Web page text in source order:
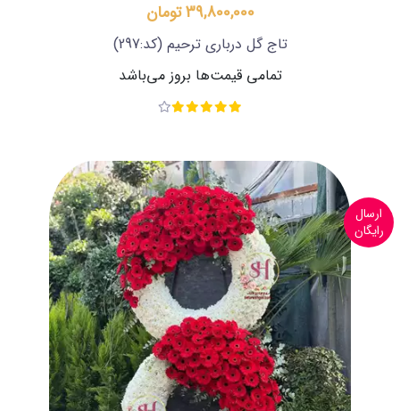
39,800,000 تومان
تاج گل درباری ترحیم (کد:297)
تمامی قیمت‌ها بروز می‌باشد
ارسال
رایگان